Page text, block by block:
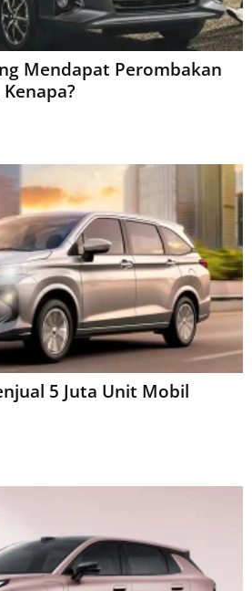
Mendapat Perombakan
5 Juta Unit Mobil